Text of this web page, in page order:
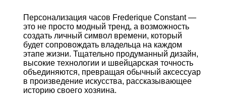
Персонализация часов Frederique Constant —
это не просто модный тренд, а возможность
создать личный символ времени, который
будет сопровождать владельца на каждом
этапе жизни. Тщательно продуманный дизайн,
высокие технологии и швейцарская точность
объединяются, превращая обычный аксессуар
в произведение искусства, рассказывающее
историю своего хозяина.